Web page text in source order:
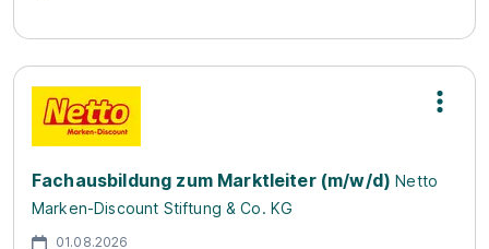
Fachausbildung zum Marktleiter (m/w/d) Netto
Marken-Discount Stiftung & Co. KG
01.08.2026